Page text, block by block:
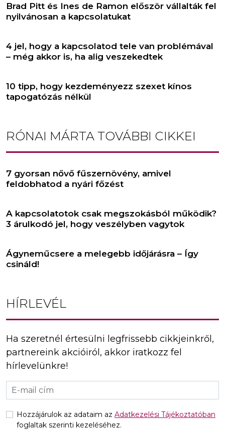
Brad Pitt és Ines de Ramon először vállalták fel
nyilvánosan a kapcsolatukat
4 jel, hogy a kapcsolatod tele van problémával
– még akkor is, ha alig veszekedtek
10 tipp, hogy kezdeményezz szexet kínos
tapogatózás nélkül
RÓNAI MÁRTA TOVÁBBI CIKKEI
7 gyorsan nővő fűszernövény, amivel
feldobhatod a nyári főzést
A kapcsolatotok csak megszokásból működik?
3 árulkodó jel, hogy veszélyben vagytok
Ágyneműcsere a melegebb időjárásra – Így
csináld!
HÍRLEVÉL
Ha szeretnél értesülni legfrissebb cikkjeinkről,
partnereink akcióiról, akkor iratkozz fel
hírlevelünkre!
Hozzájárulok az adataim az Adatkezelési Tájékoztatóban
foglaltak szerinti kezeléséhez.